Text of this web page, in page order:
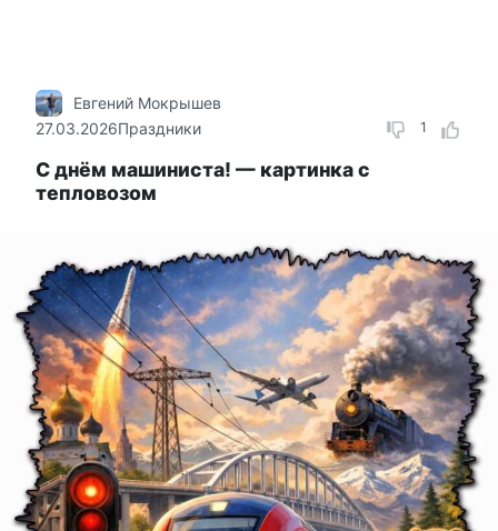
1
Евгений Мокрышев
27.03.2026Праздники
С днём машиниста! — картинка с
тепловозом